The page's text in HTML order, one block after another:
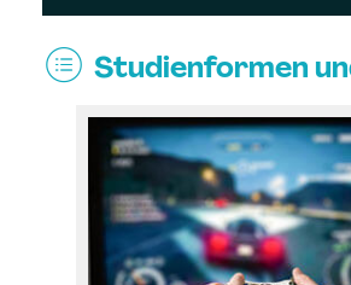
Studienformen